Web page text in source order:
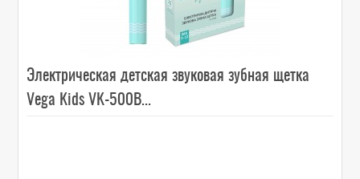
Электрическая детская звуковая зубная щетка
Vega Kids VK-500B...